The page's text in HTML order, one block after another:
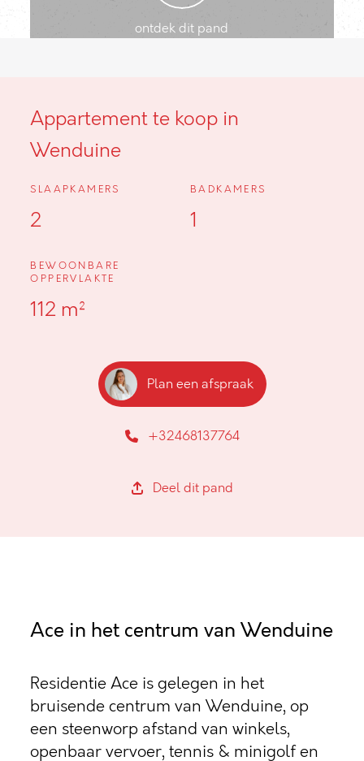
ontdek dit pand
Appartement te koop in
Wenduine
SLAAPKAMERS
2
BADKAMERS
1
BEWOONBARE
OPPERVLAKTE
112 m²
Plan een afspraak
+32468137764
Deel dit pand
Ace in het centrum van Wenduine
Residentie Ace is gelegen in het
bruisende centrum van Wenduine, op
een steenworp afstand van winkels,
openbaar vervoer, tennis & minigolf en